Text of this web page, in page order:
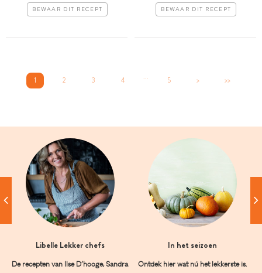
BEWAAR DIT RECEPT BEWAAR DIT RECEPT
1 2 3 4 ... 5 > >>
Libelle Lekker chefs
De recepten van Ilse D’hooge, Sandra
In het seizoen
Ontdek hier wat nú het lekkerste is.